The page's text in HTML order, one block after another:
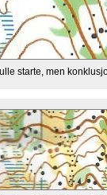
starte, men